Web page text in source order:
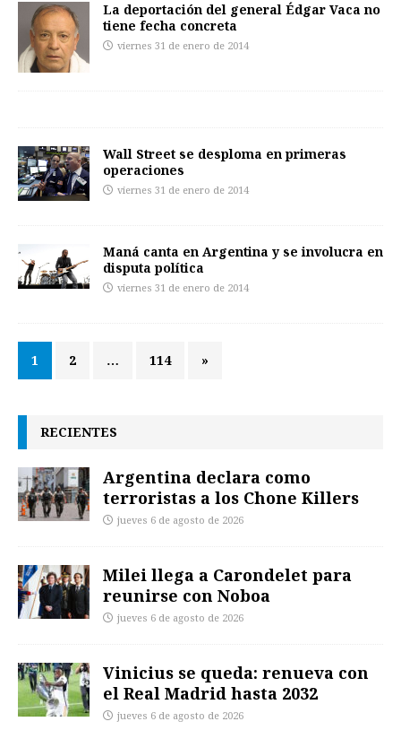
La deportación del general Édgar Vaca no
tiene fecha concreta
viernes 31 de enero de 2014
Wall Street se desploma en primeras
operaciones
viernes 31 de enero de 2014
Maná canta en Argentina y se involucra en
disputa política
viernes 31 de enero de 2014
1 2 … 114 »
RECIENTES
Argentina declara como
terroristas a los Chone Killers
jueves 6 de agosto de 2026
Milei llega a Carondelet para
reunirse con Noboa
jueves 6 de agosto de 2026
Vinicius se queda: renueva con
el Real Madrid hasta 2032
jueves 6 de agosto de 2026